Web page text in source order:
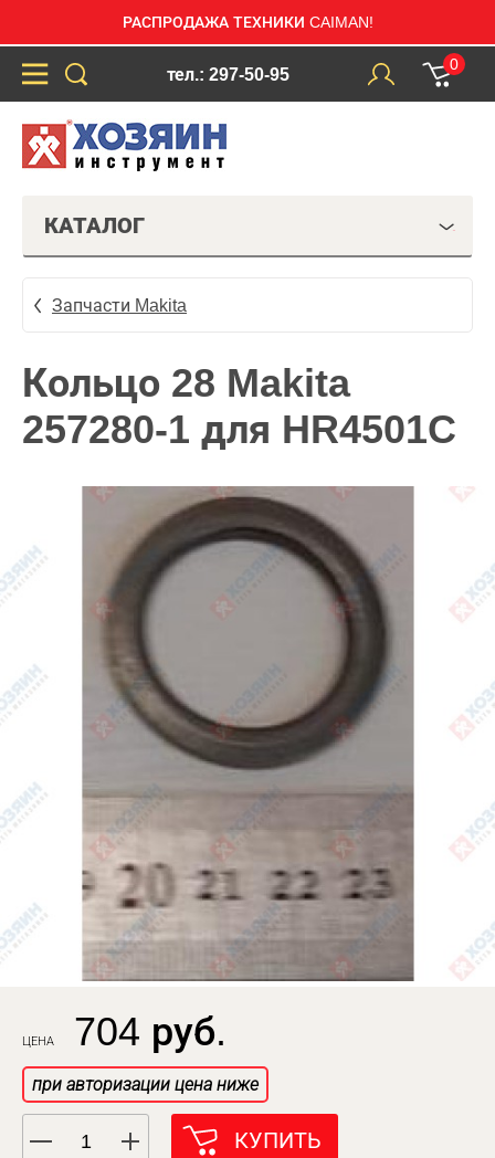
РАСПРОДАЖА ТЕХНИКИ CAIMAN!
тел.: 297-50-95
0
КАТАЛОГ
Запчасти Makita
Кольцо 28 Makita
257280-1 для HR4501C
ЦЕНА 704 руб.
при авторизации цена ниже
КУПИТЬ